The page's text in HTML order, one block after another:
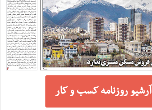
آرشیو روزنامه کسب و کار